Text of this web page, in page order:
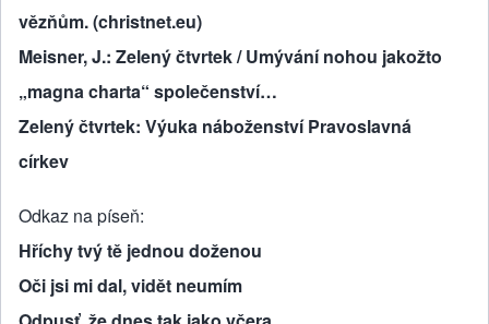
vězňům. (christnet.eu)
Meisner, J.: Zelený čtvrtek / Umývání nohou jakožto
„magna charta“ společenství…
Zelený čtvrtek: Výuka náboženství Pravoslavná
církev
Odkaz na píseň
Hříchy tvý tě jednou doženou
Oči jsi mi dal, vidět neumím